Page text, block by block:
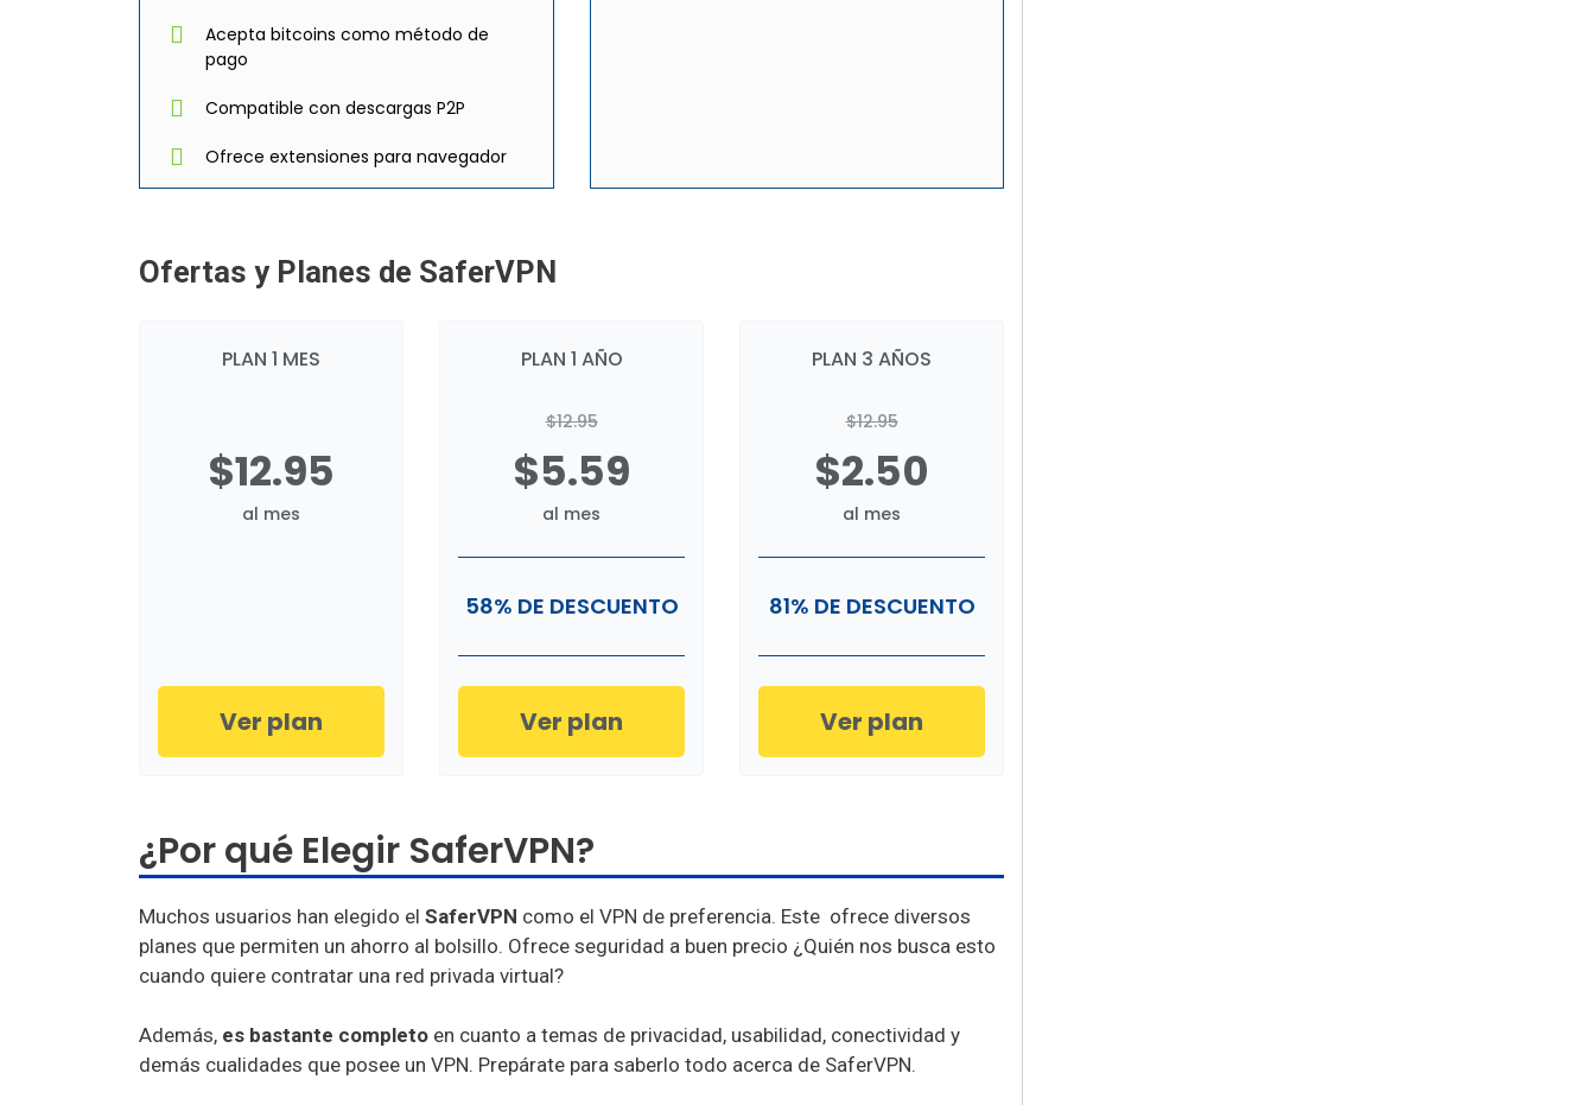
Acepta bitcoins como método de
pago
Compatible con descargas P2P
Ofrece extensiones para navegador
Ofertas y Planes de SaferVPN
PLAN 1 MES
$12.95
al mes
Ver plan
PLAN 1 AÑO
$12.95
$5.59
al mes
58% DE DESCUENTO
Ver plan
PLAN 3 AÑOS
$12.95
$2.50
al mes
81% DE DESCUENTO
Ver plan
¿Por qué Elegir SaferVPN?
Muchos usuarios han elegido el SaferVPN como el VPN de preferencia. Este ofrece diversos
planes que permiten un ahorro al bolsillo. Ofrece seguridad a buen precio ¿Quién nos busca esto
cuando quiere contratar una red privada virtual?
Además, es bastante completo en cuanto a temas de privacidad, usabilidad, conectividad y
demás cualidades que posee un VPN. Prepárate para saberlo todo acerca de SaferVPN.